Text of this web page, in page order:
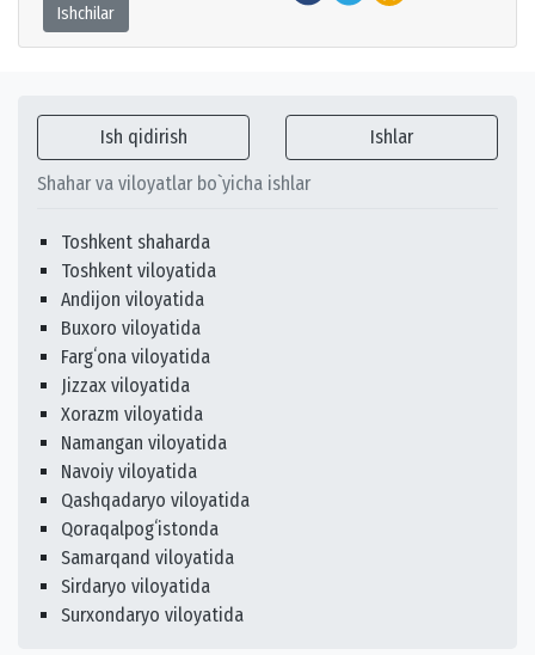
Ishchilar
Ish qidirish Ishlar
Shahar va viloyatlar bo`yicha ishlar
Toshkent shaharda
Toshkent viloyatida
Andijon viloyatida
Buxoro viloyatida
Fargʻona viloyatida
Jizzax viloyatida
Xorazm viloyatida
Namangan viloyatida
Navoiy viloyatida
Qashqadaryo viloyatida
Qoraqalpogʻistonda
Samarqand viloyatida
Sirdaryo viloyatida
Surxondaryo viloyatida